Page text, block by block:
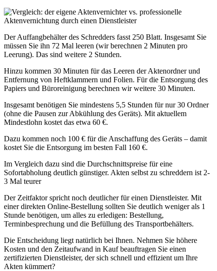
Der Auffangbehälter des Schredders fasst 250 Blatt. Insgesamt Sie
müssen Sie ihn 72 Mal leeren (wir berechnen 2 Minuten pro
Leerung). Das sind weitere 2 Stunden.
Hinzu kommen 30 Minuten für das Leeren der Aktenordner und
Entfernung von Heftklammern und Folien. Für die Entsorgung des
Papiers und Büroreinigung berechnen wir weitere 30 Minuten.
Insgesamt benötigen Sie mindestens 5,5 Stunden für nur 30 Ordner
(ohne die Pausen zur Abkühlung des Geräts). Mit aktuellem
Mindestlohn kostet das etwa 60 €.
Dazu kommen noch 100 € für die Anschaffung des Geräts – damit
kostet Sie die Entsorgung im besten Fall 160 €.
Im Vergleich dazu sind die Durchschnittspreise für eine
Sofortabholung deutlich günstiger. Akten selbst zu schreddern ist 2-
3 Mal teurer
Der Zeitfaktor spricht noch deutlicher für einen Dienstleister. Mit
einer direkten Online-Bestellung sollten Sie deutlich weniger als 1
Stunde benötigen, um alles zu erledigen: Bestellung,
Terminbesprechung und die Befüllung des Transportbehälters.
Die Entscheidung liegt natürlich bei Ihnen. Nehmen Sie höhere
Kosten und den Zeitaufwand in Kauf beauftragen Sie einen
zertifizierten Dienstleister, der sich schnell und effizient um Ihre
Akten kümmert?